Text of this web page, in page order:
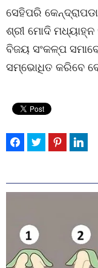
ସେହିପରି
ଶ୍ରୀ ମୋଦି ମଧ୍ୟାହ୍ନ
ବିଜୟ ସଂକଳ୍ପ
ସମ୍ଭୋଧିତ କରିବେ